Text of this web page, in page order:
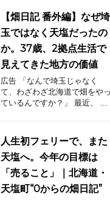
【畑日記 番外編】なぜ埼
玉ではなく天塩だったの
か。37歳、2拠点生活で
見えてきた地方の価値
広告 「なんで埼玉じゃなく
て、わざわざ北海道で畑をやっ
ているんですか？」 最近、 ...
人生初フェリーで、また
天塩へ。今年の目標は
「売ること」｜北海道・
天塩町“0からの畑日記”